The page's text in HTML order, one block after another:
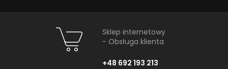
Sklep internetowy
- Obsługa klienta
+48 692 193 213